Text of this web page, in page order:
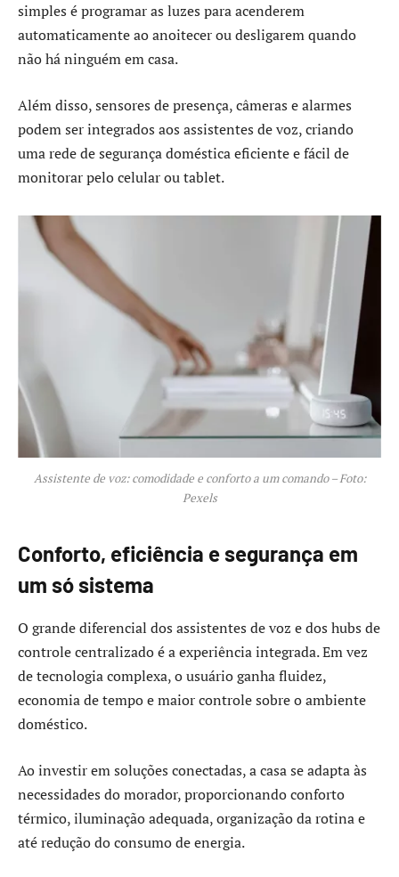
simples é programar as luzes para acenderem
automaticamente ao anoitecer ou desligarem quando
não há ninguém em casa.
Além disso, sensores de presença, câmeras e alarmes
podem ser integrados aos assistentes de voz, criando
uma rede de segurança doméstica eficiente e fácil de
monitorar pelo celular ou tablet.
Assistente de voz: comodidade e conforto a um comando – Foto:
Pexels
Conforto, eficiência e segurança em
um só sistema
O grande diferencial dos assistentes de voz e dos hubs de
controle centralizado é a experiência integrada. Em vez
de tecnologia complexa, o usuário ganha fluidez,
economia de tempo e maior controle sobre o ambiente
doméstico.
Ao investir em soluções conectadas, a casa se adapta às
necessidades do morador, proporcionando conforto
térmico, iluminação adequada, organização da rotina e
até redução do consumo de energia.